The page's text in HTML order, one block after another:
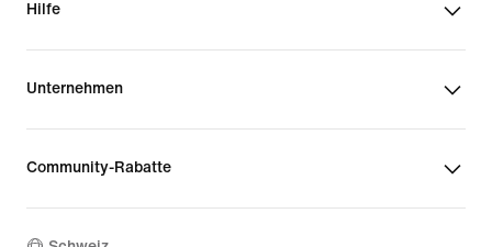
Hilfe
Unternehmen
Community-Rabatte